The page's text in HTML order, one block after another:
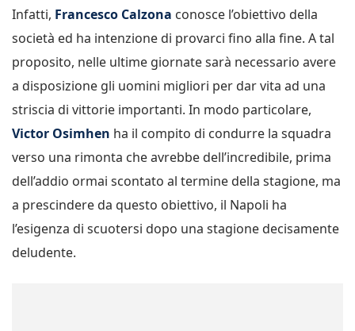
Infatti, Francesco Calzona conosce l’obiettivo della
società ed ha intenzione di provarci fino alla fine. A tal
proposito, nelle ultime giornate sarà necessario avere
a disposizione gli uomini migliori per dar vita ad una
striscia di vittorie importanti. In modo particolare,
Victor Osimhen ha il compito di condurre la squadra
verso una rimonta che avrebbe dell’incredibile, prima
dell’addio ormai scontato al termine della stagione, ma
a prescindere da questo obiettivo, il Napoli ha
l’esigenza di scuotersi dopo una stagione decisamente
deludente.